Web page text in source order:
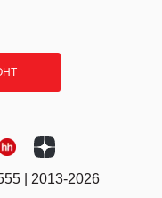
| 2013-2026